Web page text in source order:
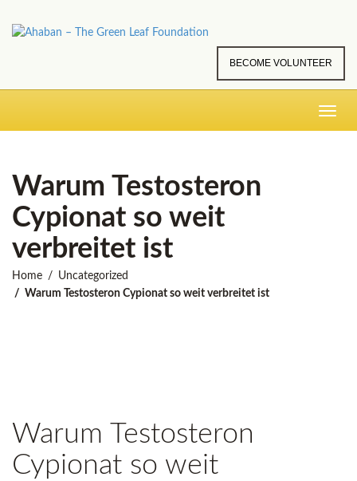
BECOME VOLUNTEER
Toggle
Warum Testosteron
Cypionat so weit
verbreitet ist
Home
Uncategorized
Warum Testosteron Cypionat so weit verbreitet ist
Warum Testosteron
Cypionat so weit